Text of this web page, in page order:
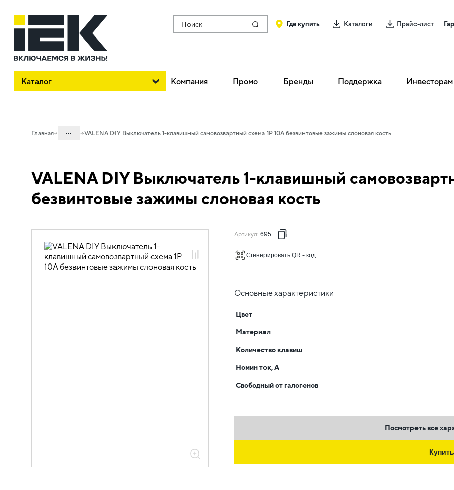
Поиск Где купить Каталоги Прайс-лист
Каталог Компания Промо Бренды Поддержка Инвесторам
Главная ...
06. Изделия электроустановочные,
удлинители и силовые разъемы
06.01 Электроустановочные изделия
слоновая кость
VALENA DIY Выключатель 1-клавишный самовозвартный схема 1P 10А безвинтовые зажимы слоновая кость
VALENA DIY Выключатель 1-клавишный
безвинтовые зажимы слоновая кость
Артикул: 695607
Сгенерировать QR - код
Основные характеристики
Цвет
Материал
Количество клавиш
Номин ток, А
Свободный от галогенов
Посмотреть все
Купить